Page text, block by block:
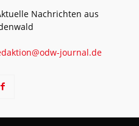
Nachrichten aus
journal.de